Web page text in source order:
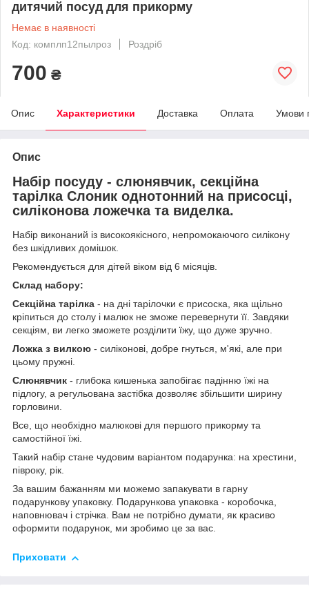
дитячий посуд для прикорму
Немає в наявності
Код: комплп12пылроз
Роздріб
700 ₴
Опис Характеристики Доставка Оплата Умови
Опис
Набір посуду - слюнявчик, секційна
тарілка Слоник однотонний на присосці,
силіконова ложечка та виделка.
Набір виконаний із високоякісного, непромокаючого силікону
без шкідливих домішок.
Рекомендується для дітей віком від 6 місяців.
Склад набору:
Секційна тарілка - на дні тарілочки є присоска, яка щільно
кріпиться до столу і малюк не зможе перевернути її. Завдяки
секціям, ви легко зможете розділити їжу, що дуже зручно.
Ложка з вилкою - силіконові, добре гнуться, м'які, але при
цьому пружні.
Слюнявчик - глибока кишенька запобігає падінню їжі на
підлогу, а регульована застібка дозволяє збільшити ширину
горловини.
Все, що необхідно малюкові для першого прикорму та
самостійної їжі.
Такий набір стане чудовим варіантом подарунка: на хрестини,
півроку, рік.
За вашим бажанням ми можемо запакувати в гарну
подарункову упаковку. Подарункова упаковка - коробочка,
наповнювач і стрічка. Вам не потрібно думати, як красиво
оформити подарунок, ми зробимо це за вас.
Приховати